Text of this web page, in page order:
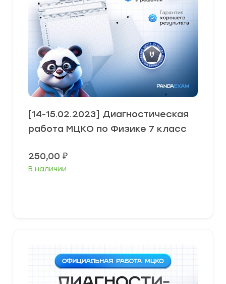
[14-15.02.2023] Диагностическая
работа МЦКО по Физике 7 класс
250,00 ₽
В наличии